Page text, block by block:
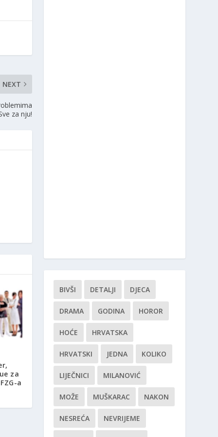
NEXT
za nju!
za
a
BIVŠI DETALJI DJECA
DRAMA GODINA HOROR
HOĆE HRVATSKA
HRVATSKI JEDNA KOLIKO
LIJEČNICI MILANOVIĆ
MOŽE MUŠKARAC NAKON
NESREĆA NEVRIJEME